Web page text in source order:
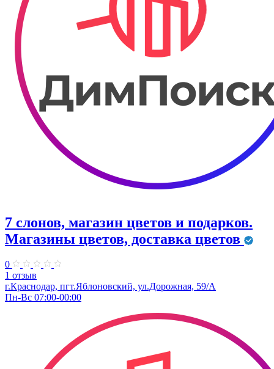
7 слонов, магазин цветов и подарков.
Магазины цветов, доставка цветов
0
1 отзыв
г.Краснодар, пгт.Яблоновский, ул.Дорожная, 59/А
Пн-Вс 07:00-00:00